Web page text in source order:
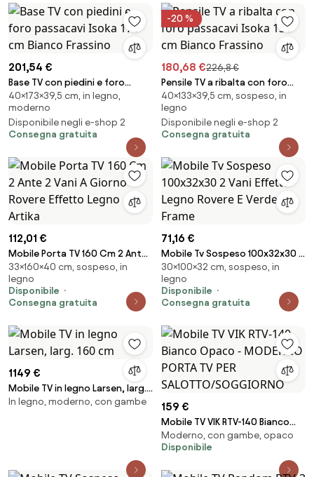
201,54 €
Base TV con piedini e foro
passacavi Isoka 173 cm Bianco
Frassino
40×173×39,5 cm, in legno,
moderno
Disponibile negli e-shop 2
Consegna gratuita
-20 %
180,68 €226,8 €
Pensile TV a ribalta con foro
passacavi Isoka 133 cm Bianco
Frassino
40×133×39,5 cm, sospeso, in
legno
Disponibile negli e-shop 2
Consegna gratuita
112,01 €
Mobile Porta TV 160 Cm 2 Ante
2 Vani A Giorno Rovere Effetto
Legno Artika
33×160×40 cm, sospeso, in
legno
Disponibile
Consegna gratuita
71,16 €
Mobile Tv Sospeso 100x32x30 2
Vani Effetto Legno Rovere E
Verde Frame
30×100×32 cm, sospeso, in
legno
Disponibile
Consegna gratuita
1149 €
Mobile TV in legno Larsen, larg.
160 cm
In legno, moderno, con gambe 159 €
Mobile TV VIK RTV-140 Bianco
Opaco - MODERNO PORTA TV
PER SALOTTO/SOGGIORNO
Moderno, con gambe, opaco
Disponibile